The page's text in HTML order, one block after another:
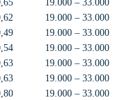
19.000 – 33.000
19.000 – 33.000
19.000 – 33.000
19.000 – 33.000
19.000 – 33.000
19.000 – 33.000
19.000 – 33.000